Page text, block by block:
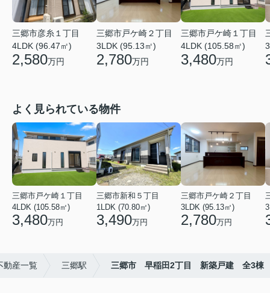
三郷市彦糸１丁目
4LDK (96.47㎡)
2,580万円
三郷市戸ケ崎２丁目
3LDK (95.13㎡)
2,780万円
三郷市戸ケ崎１丁目
4LDK (105.58㎡)
3,480万円
よく見られている物件
三郷市戸ケ崎１丁目
4LDK (105.58㎡)
3,480万円
三郷市新和５丁目
1LDK (70.80㎡)
3,490万円
三郷市戸ケ崎２丁目
3LDK (95.13㎡)
2,780万円
動産一覧 三郷駅 三郷市 早稲田2丁目 新築戸建 全3棟